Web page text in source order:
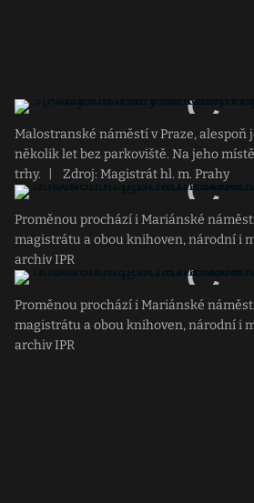
Malostranské náměstí v Praze, alespoň
několik let bez parkoviště. Na jeho
trhy.
Zdroj: Magistrát hl. m. Prahy
Proměnou prochází i Mariánské
magistrátu a obou knihoven, národní i
archiv IPR
Proměnou prochází i Mariánské
magistrátu a obou knihoven, národní i
archiv IPR